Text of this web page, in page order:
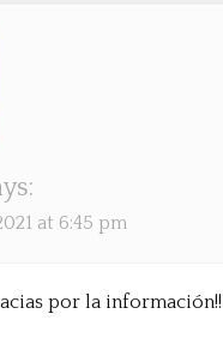
at 6:45 pm
por la información!!